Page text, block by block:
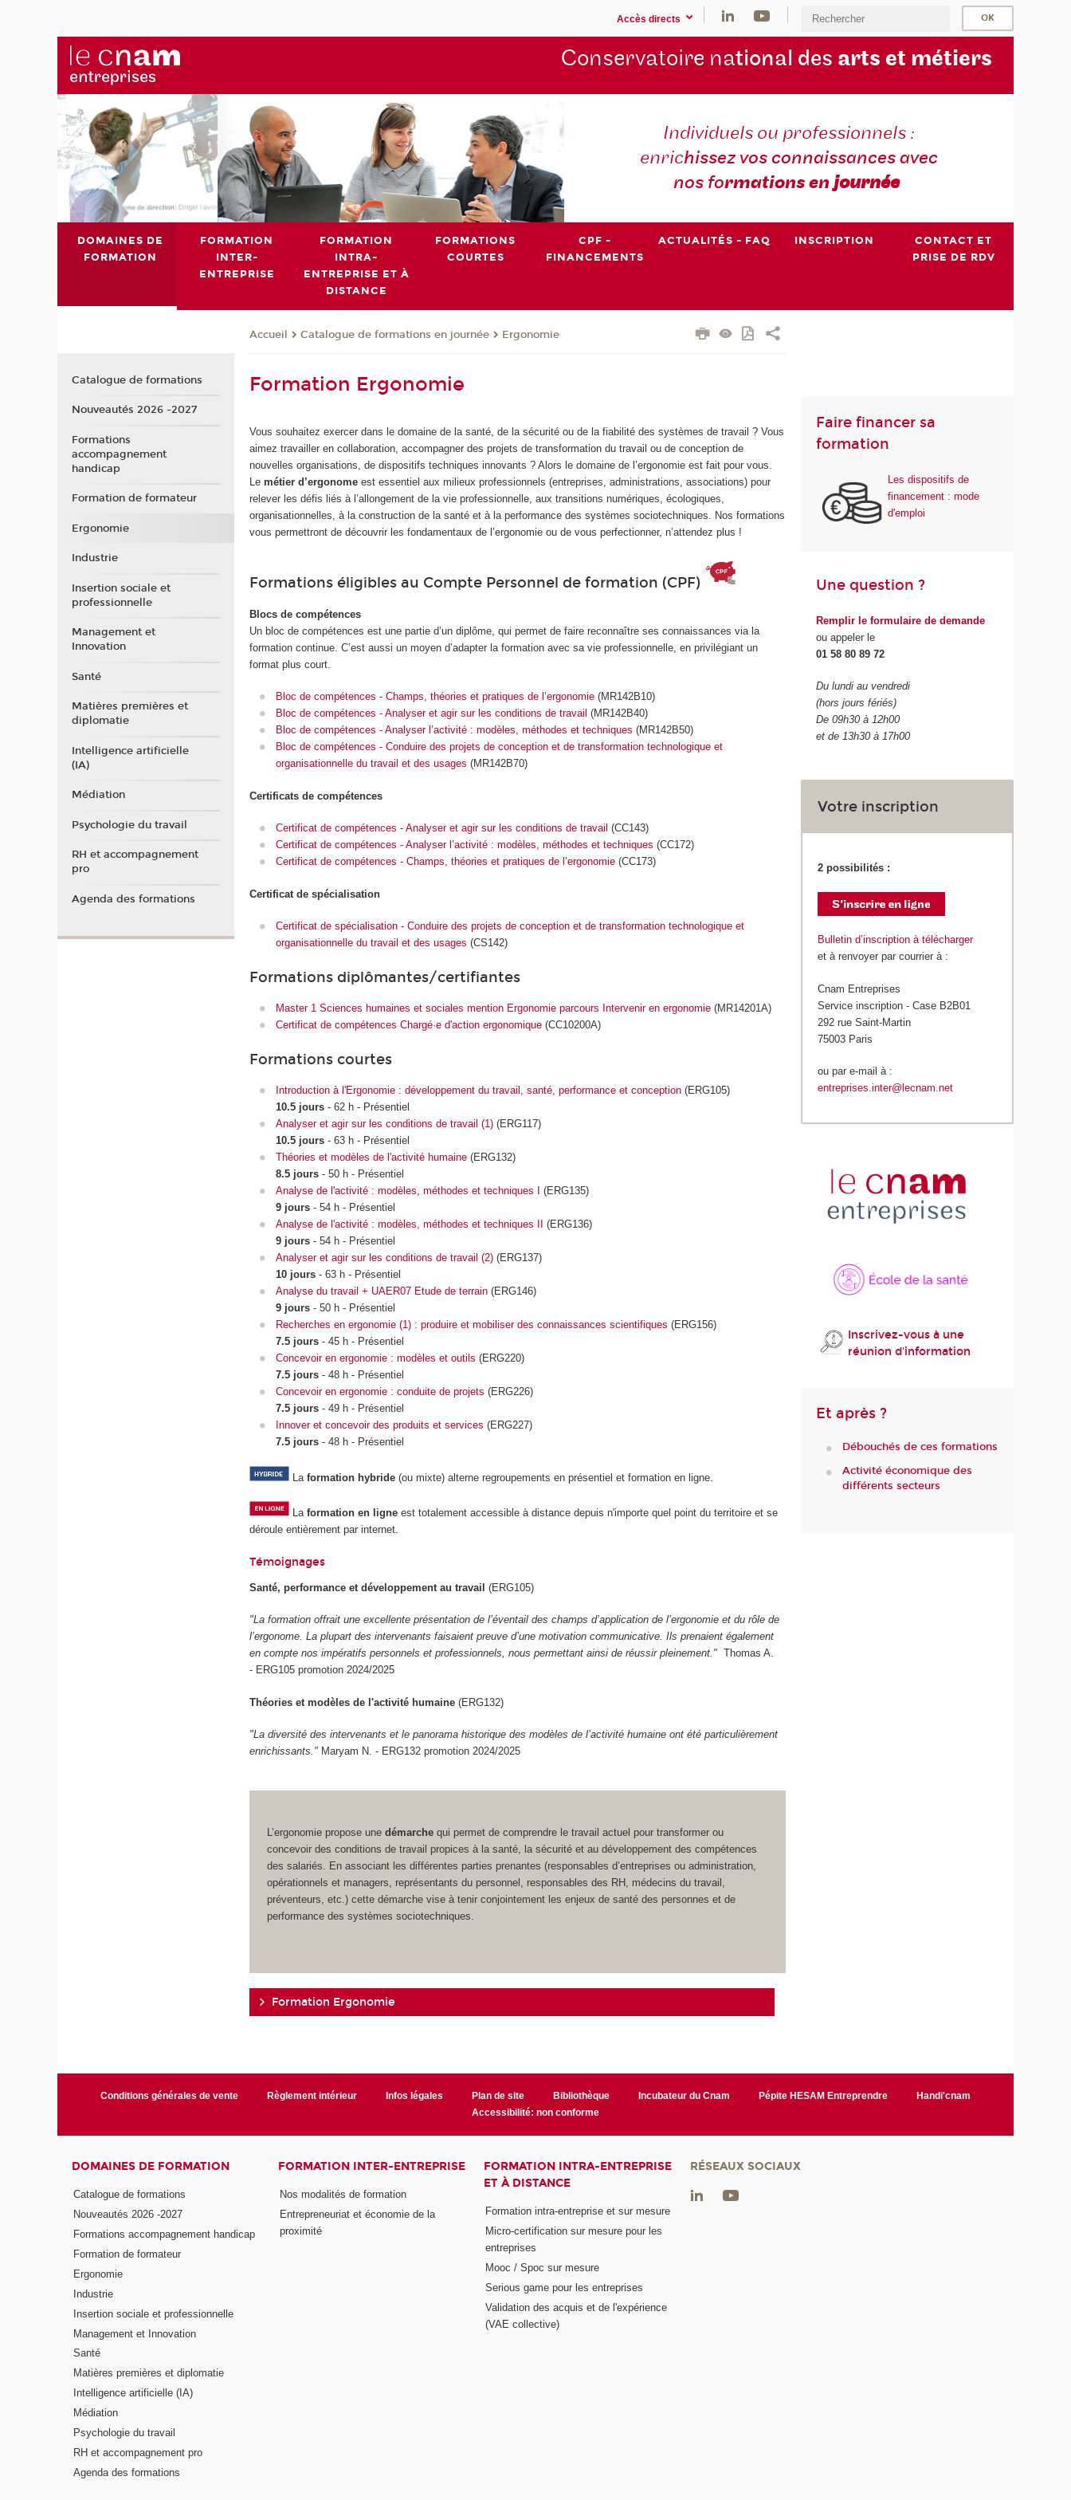
Accès directs
Conservatoire national des arts et métiers
Individuels ou professionnels :
enrichissez vos connaissances avec
nos formations enjournée
DOMAINES DE
FORMATION
FORMATION
INTER-
ENTREPRISE
FORMATION
INTRA-
ENTREPRISE ET À
DISTANCE
FORMATIONS
COURTES
CPF -
FINANCEMENTS
ACTUALITÉS - FAQ INSCRIPTION
CONTACT ET
PRISE DE RDV
Accueil Catalogue de formations en journée Ergonomie
Formation Ergonomie
Vous souhaitez exercer dans le domaine de la santé, de la sécurité ou de la fiabilité des systèmes de travail ? Vous
aimez travailler en collaboration, accompagner des projets de transformation du travail ou de conception de
nouvelles organisations, de dispositifs techniques innovants ? Alors le domaine de l’ergonomie est fait pour vous.
Lemétier d’ergonome est essentiel aux milieux professionnels (entreprises, administrations, associations) pour
relever les défis liés à l’allongement de la vie professionnelle, aux transitions numériques, écologiques,
organisationnelles, à la construction de la santé et à la performance des systèmes sociotechniques. Nos formations
vous permettront de découvrir les fondamentaux de l’ergonomie ou de vous perfectionner, n’attendez plus !
Formations éligibles au Compte Personnel de formation (CPF)
Blocs de compétences
Un bloc de compétences est une partie d’un diplôme, qui permet de faire reconnaître ses connaissances via la
formation continue. C’est aussi un moyen d’adapter la formation avec sa vie professionnelle, en privilégiant un
format plus court.
Bloc de compétences - Champs, théories et pratiques de l’ergonomie (MR142B10)
Bloc de compétences - Analyser et agir sur les conditions de travail (MR142B40)
Bloc de compétences - Analyser l’activité : modèles, méthodes et techniques (MR142B50)
Bloc de compétences - Conduire des projets de conception et de transformation technologique et
organisationnelle du travail et des usages (MR142B70)
Certificats de compétences
Certificat de compétences - Analyser et agir sur les conditions de travail (CC143)
Certificat de compétences - Analyser l’activité : modèles, méthodes et techniques (CC172)
Certificat de compétences - Champs, théories et pratiques de l’ergonomie(CC173)
Certificat de spécialisation
Certificat de spécialisation - Conduire des projets de conception et de transformation technologique et
organisationnelle du travail et des usages (CS142)
Formations diplômantes/certifiantes
Master 1 Sciences humaines et sociales mention Ergonomie parcours Intervenir en ergonomie(MR14201A)
Certificat de compétences Chargé·e d'action ergonomique(CC10200A)
Formations courtes
Introduction à l'Ergonomie : développement du travail, santé, performance et conception(ERG105)
10.5 jours - 62 h - Présentiel
Analyser et agir sur les conditions de travail (1)(ERG117)
10.5 jours - 63 h - Présentiel
Théories et modèles de l'activité humaine(ERG132)
8.5 jours - 50 h - Présentiel
Analyse de l'activité : modèles, méthodes et techniques I
(ERG135)
9 jours - 54 h - Présentiel
Analyse de l'activité : modèles, méthodes et techniques II
(ERG136)
9 jours - 54 h - Présentiel
Analyser et agir sur les conditions de travail (2)(ERG137)
10 jours - 63 h - Présentiel
Analyse du travail + UAER07 Etude de terrain(ERG146)
9 jours - 50 h - Présentiel
Recherches en ergonomie (1) : produire et mobiliser des connaissances scientifiques (ERG156)
7.5 jours - 45 h - Présentiel
Concevoir en ergonomie : modèles et outils (ERG220)
7.5 jours - 48 h - Présentiel
Concevoir en ergonomie : conduite de projets (ERG226)
7.5 jours - 49 h - Présentiel
Innover et concevoir des produits et services (ERG227)
7.5 jours - 48 h - Présentiel
Laformation hybride (ou mixte) alterne regroupements en présentiel et formation en ligne.
Laformation en ligne est totalement accessible à distance depuis n'importe quel point du territoire et se
déroule entièrement par internet.
Témoignages
Santé, performance et développement au travail (ERG105)
"La formation offrait une excellente présentation de l’éventail des champs d’application de l’ergonomie et du rôle de
l’ergonome. La plupart des intervenants faisaient preuve d’une motivation communicative. Ils prenaient également
en compte nos impératifs personnels et professionnels, nous permettant ainsi de réussir pleinement."Thomas A.
- ERG105 promotion 2024/2025
Théories et modèles de l'activité humaine (ERG132)
"La diversité des intervenants et le panorama historique des modèles de l’activité humaine ont été particulièrement
enrichissants." Maryam N. - ERG132 promotion 2024/2025
L’ergonomie propose unedémarche qui permet de comprendre le travail actuel pour transformer ou
concevoir des conditions de travail propices à la santé, la sécurité et au développement des compétences
des salariés. En associant les différentes parties prenantes (responsables d’entreprises ou administration,
opérationnels et managers, représentants du personnel, responsables des RH, médecins du travail,
préventeurs, etc.) cette démarche vise à tenir conjointement les enjeux de santé des personnes et de
performance des systèmes sociotechniques.
Formation Ergonomie
Faire financer sa
formation
Les dispositifs de
financement : mode
d'emploi
Une question ?
Remplir le formulaire de demande
ou appeler le
01 58 80 89 72
Du lundi au vendredi
(hors jours fériés)
De 09h30 à 12h00
et de 13h30 à 17h00
Votre inscription
2 possibilités :
Bulletin d’inscription à télécharger
et à renvoyer par courrier à :
Cnam Entreprises
Service inscription - Case B2B01
292 rue Saint-Martin
75003 Paris
ou par e-mail à :
entreprises.inter@lecnam.net
Inscrivez-vous à une
réunion d'information
Et après ?
Débouchés de ces formations
Activité économique des
différents secteurs
Catalogue de formations
Nouveautés 2026 -2027
Formations
accompagnement
handicap
Formation de formateur
Ergonomie
Industrie
Insertion sociale et
professionnelle
Management et
Innovation
Santé
Matières premières et
diplomatie
Intelligence artificielle
(IA)
Médiation
Psychologie du travail
RH et accompagnement
pro
Agenda des formations
Conditions générales de vente Règlement intérieur Infos légales Plan de site Bibliothèque Incubateur du Cnam Pépite HESAM Entreprendre
Handi'cnam
Accessibilité: non conforme
DOMAINES DE FORMATION
Catalogue de formations
Nouveautés 2026 -2027
Formations accompagnement handicap
Formation de formateur
Ergonomie
Industrie
Insertion sociale et professionnelle
Management et Innovation
Santé
Matières premières et diplomatie
Intelligence artificielle (IA)
Médiation
Psychologie du travail
RH et accompagnement pro
Agenda des formations
FORMATION INTER-ENTREPRISE
Nos modalités de formation
Entrepreneuriat et économie de la
proximité
FORMATION INTRA-ENTREPRISE
ET À DISTANCE
Formation intra-entreprise et sur mesure
Micro-certification sur mesure pour les
entreprises
Mooc / Spoc sur mesure
Serious game pour les entreprises
Validation des acquis et de l'expérience
(VAE collective)
RÉSEAUX SOCIAUX